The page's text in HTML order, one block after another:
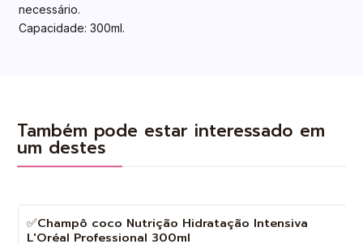
necessário.
Capacidade: 300ml.
Também pode estar interessado em
um destes
✅Champô coco Nutrição Hidratação Intensiva
L'Oréal Professional 300ml